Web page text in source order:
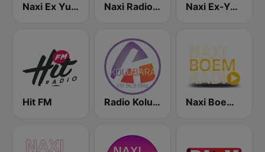
Naxi Ex Yu Radio Naxi Radio 96.9 FM Naxi Ex-Yu Rock Radio
Hit FM Radio Kolubara Naxi Boem Radio